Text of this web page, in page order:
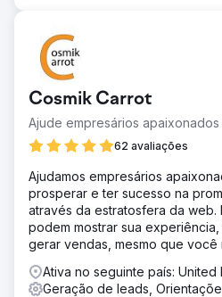
tráfego orgânico cresceu
entre os 5 primeiros em mais
segmentadas. A marca
nas solicitações de
conteúdo.
Ir para a página
Cosmik Carrot
Ajude empresários
62 avaliações
Ajudamos empresários
prosperar e ter sucesso na
através da estratosfera da web.
podem mostrar sua
gerar vendas, mesmo que você
Ativa no seguinte país: United
Geração de leads,